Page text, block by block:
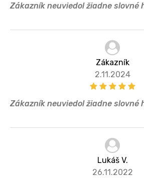
Zákazník neuviedol žiadne slovné
Zákazník
2.11.2024
Zákazník neuviedol žiadne slovné
Lukáš V.
26.11.2022